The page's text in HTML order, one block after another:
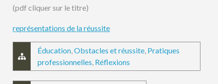
(pdf cliquer sur le titre)
représentations de la réussite
Éducation,Obstacles et réussite, Pratiques
professionnelles, Réflexions